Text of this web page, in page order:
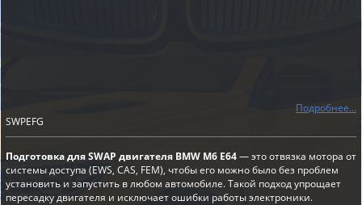
Подробнее...
SWPEFG
Подготовка для SWAP двигателя BMW M6 E64— это отвязка мотора от
системы доступа (EWS, CAS, FEM), чтобы его можно было без проблем
установить и запустить в любом автомобиле. Такой подход упрощает
пересадку двигателя и исключает ошибки работы электроники.